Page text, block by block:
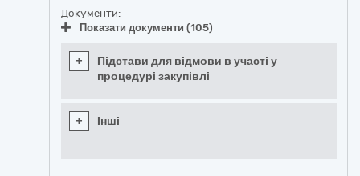
Документи:
Показати документи (105)
+
Підстави для відмови в участі у
процедурі закупівлі
+ Інші